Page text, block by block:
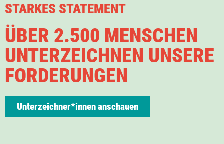
STARKES STATEMENT
ÜBER 2.500 MENSCHEN
UNTERZEICHNEN UNSERE
FORDERUNGEN
Unterzeichner*innen anschauen